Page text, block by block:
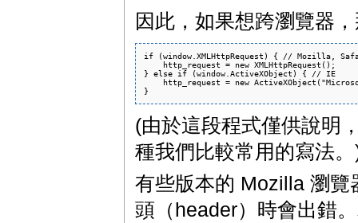
因此，如果想跨瀏覽器
if (window.XMLHttpRequest) { // Mozilla,
    http_request = new XMLHttpRequest();
} else if (window.ActiveXObject) { // IE
http_request = new
(由於這段程式僅供說明
種我們比較常用的寫法
有些版本的 Mozilla 瀏
頭（header）時會出錯